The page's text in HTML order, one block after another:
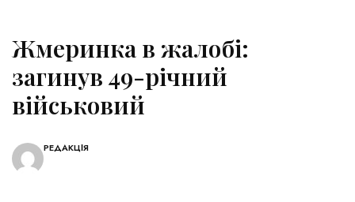
Жмеринка в жалобі:
загинув 49-річний
військовий
РЕДАКЦІЯ